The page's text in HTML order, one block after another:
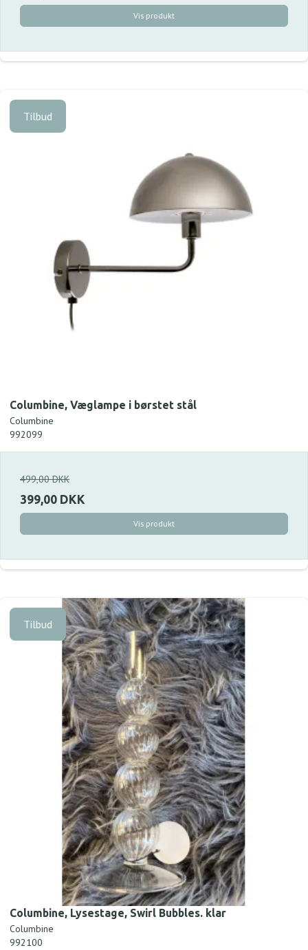
Vis produkt
Tilbud
Columbine, Væglampe i børstet stål
Columbine
992099
499,00 DKK
399,00 DKK
Vis produkt
Tilbud
Columbine, Lysestage, Swirl Bubbles. klar
Columbine
992100